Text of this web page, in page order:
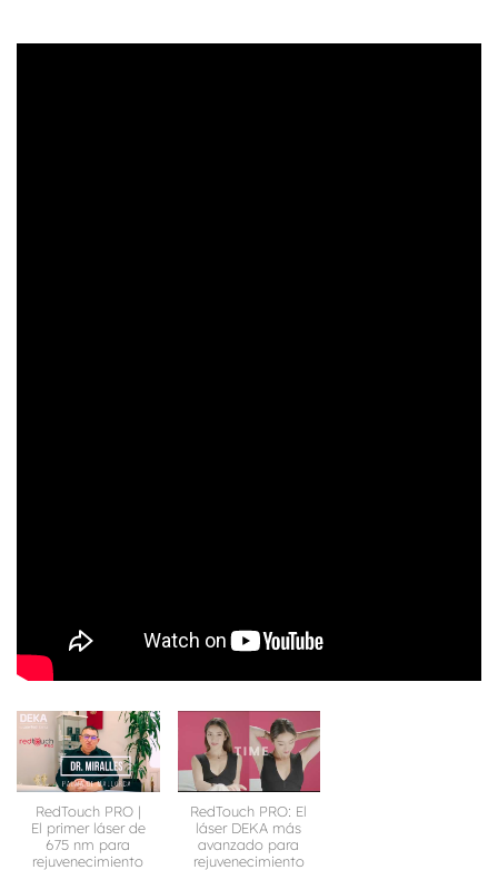
RedTouch PRO |
El primer láser de
675 nm para
rejuvenecimiento
RedTouch PRO: El
láser DEKA más
avanzado para
rejuvenecimiento